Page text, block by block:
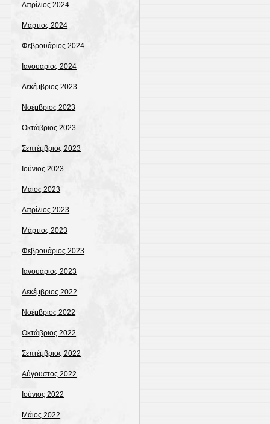
Απρίλιος 2024
Μάρτιος 2024
Φεβρουάριος 2024
Ιανουάριος 2024
Δεκέμβριος 2023
Νοέμβριος 2023
Οκτώβριος 2023
Σεπτέμβριος 2023
Ιούνιος 2023
Μάιος 2023
Απρίλιος 2023
Μάρτιος 2023
Φεβρουάριος 2023
Ιανουάριος 2023
Δεκέμβριος 2022
Νοέμβριος 2022
Οκτώβριος 2022
Σεπτέμβριος 2022
Αύγουστος 2022
Ιούνιος 2022
Μάιος 2022